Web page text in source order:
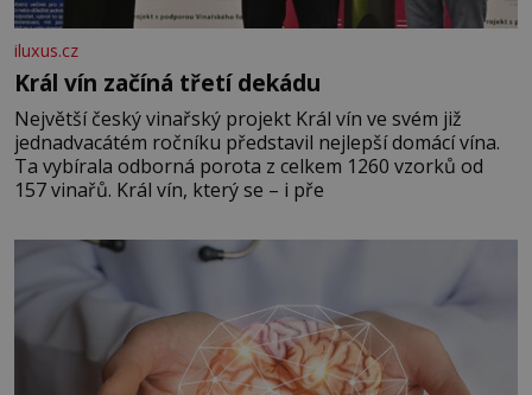
iluxus.cz
Král vín začíná třetí dekádu
Největší český vinařský projekt Král vín ve svém již
jednadvacátém ročníku představil nejlepší domácí vína.
Ta vybírala odborná porota z celkem 1260 vzorků od
157 vinařů. Král vín, který se – i pře